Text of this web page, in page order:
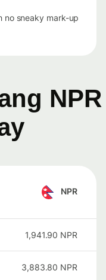
no sneaky mark-up
NPR
NPR
1,941.90 NPR
3,883.80 NPR